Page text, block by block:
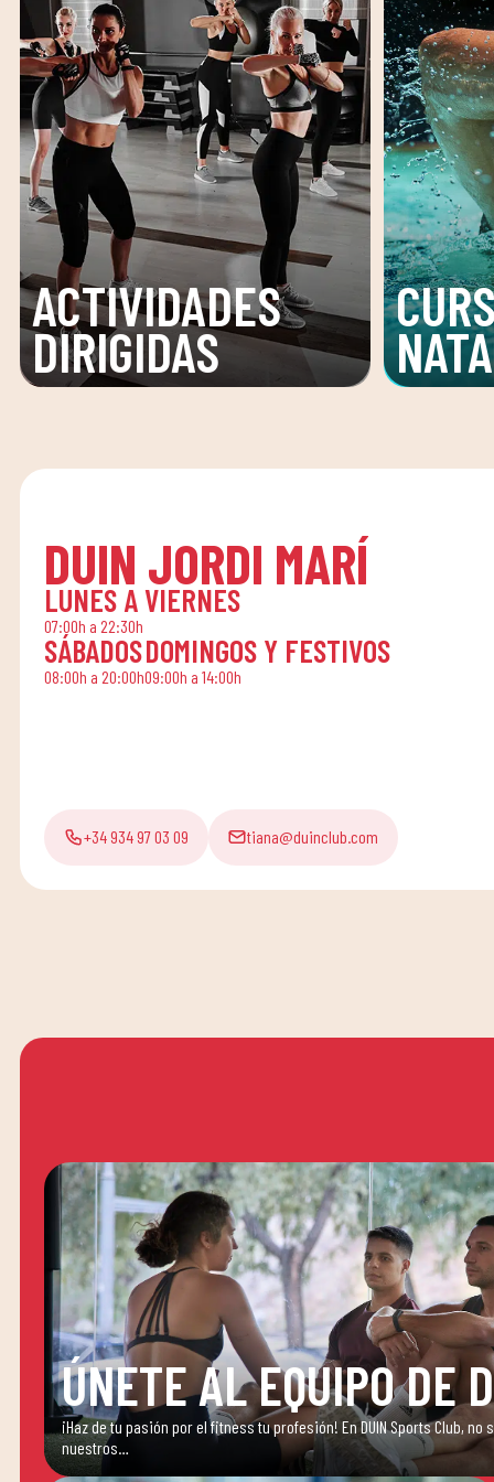
ACTIVIDADES
DIRIGIDAS
DUIN JORDI MARÍ
LUNES A VIERNES
07:00h a 22:30h
SÁBADOS
08:00h a 20:00h
DOMINGOS Y FESTIVOS
09:00h a 14:00h
+34 934 97 03 09 tiana@duinclub.com
ÚNETE AL EQUIPO DE
¡Haz de tu pasión por el fitness tu profesión! En DUIN Sports Club,
nuestros…